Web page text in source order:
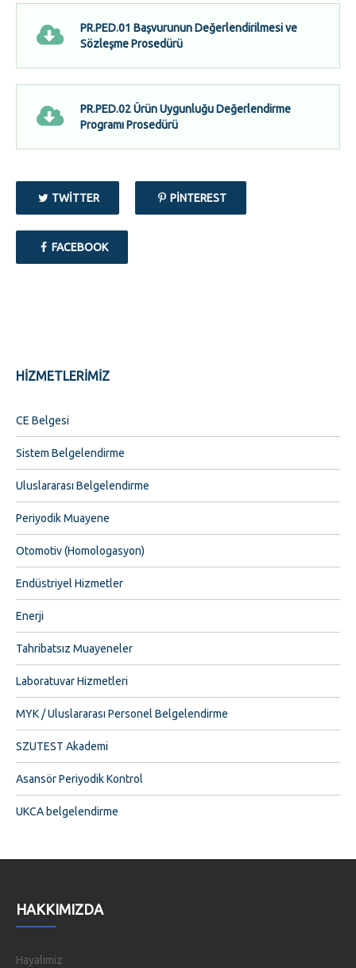
PR.PED.01 Başvurunun Değerlendirilmesi ve
Sözleşme Prosedürü
PR.PED.02 Ürün Uygunluğu Değerlendirme
Programı Prosedürü
TWITTER PINTEREST
FACEBOOK
HİZMETLERİMİZ
CE Belgesi
Sistem Belgelendirme
Uluslararası Belgelendirme
Periyodik Muayene
Otomotiv (Homologasyon)
Endüstriyel Hizmetler
Enerji
Tahribatsız Muayeneler
Laboratuvar Hizmetleri
MYK / Uluslararası Personel Belgelendirme
SZUTEST Akademi
Asansör Periyodik Kontrol
UKCA belgelendirme
HAKKIMIZDA
Hayalimiz